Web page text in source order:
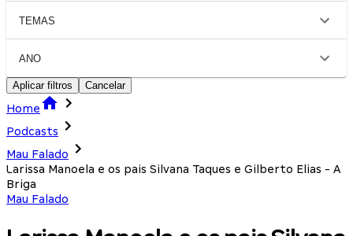
TEMAS
ANO
Aplicar filtros Cancelar
Home
Podcasts
Mau Falado
Larissa Manoela e os pais Silvana Taques e Gilberto Elias - A
Briga
Mau Falado